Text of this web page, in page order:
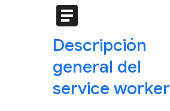
article
Descripción
general del
service worker